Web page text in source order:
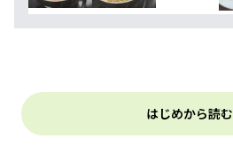
はじめから読む